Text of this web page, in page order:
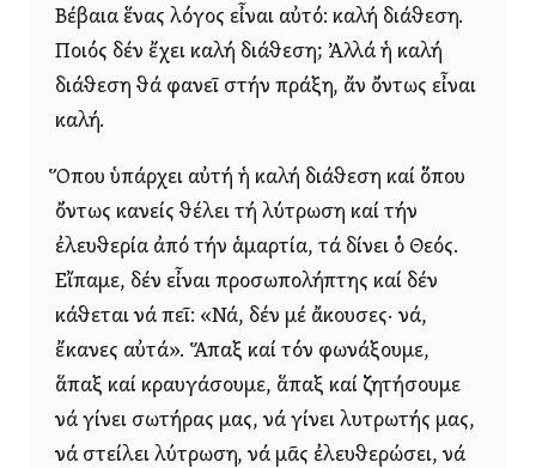
Βέβαια ἕνας λόγος εἶναι αὐτό: καλή διάθεση.
Ποιός δέν ἔχει καλή διάθεση; Ἀλλά ἡ καλή
διάθεση θά φανεῖ στήν πράξη, ἄν ὄντως εἶναι
καλή.
Ὅπου ὑπάρχει αὐτή ἡ καλή διάθεση καί ὅπου
ὄντως κανείς θέλει τή λύτρωση καί τήν
ἐλευθερία ἀπό τήν ἁμαρτία, τά δίνει ὁ Θεός.
Εἴπαμε, δέν εἶναι προσωπολήπτης καί δέν
κάθεται νά πεῖ: «Νά, δέν μέ ἄκουσες· νά,
ἔκανες αὐτά». Ἅπαξ καί τόν φωνάξουμε,
ἅπαξ καί κραυγάσουμε, ἅπαξ καί ζητήσουμε
νά γίνει σωτήρας μας, νά γίνει λυτρωτής μας,
νά στείλει λύτρωση, νά μᾶς ἐλευθερώσει, νά